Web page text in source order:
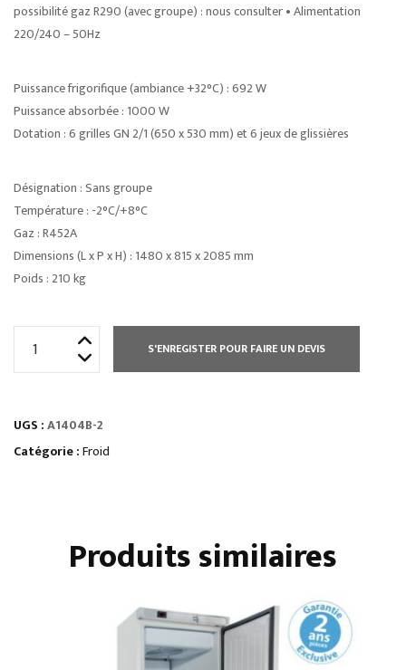
possibilité gaz R290 (avec groupe) : nous consulter • Alimentation
220/240 – 50Hz
Puissance frigorifique (ambiance +32°C) : 692 W
Puissance absorbée : 1000 W
Dotation : 6 grilles GN 2/1 (650 x 530 mm) et 6 jeux de glissières
Désignation : Sans groupe
Température : -2°C/+8°C
Gaz : R452A
Dimensions (L x P x H) : 1480 x 815 x 2085 mm
Poids : 210 kg
L
NEGATIVE
PORTILLONS
S'ENREGISTER POUR FAIRE UN DEVIS
UGS :A1404B-2
Catégorie :Froid
Produits similaires